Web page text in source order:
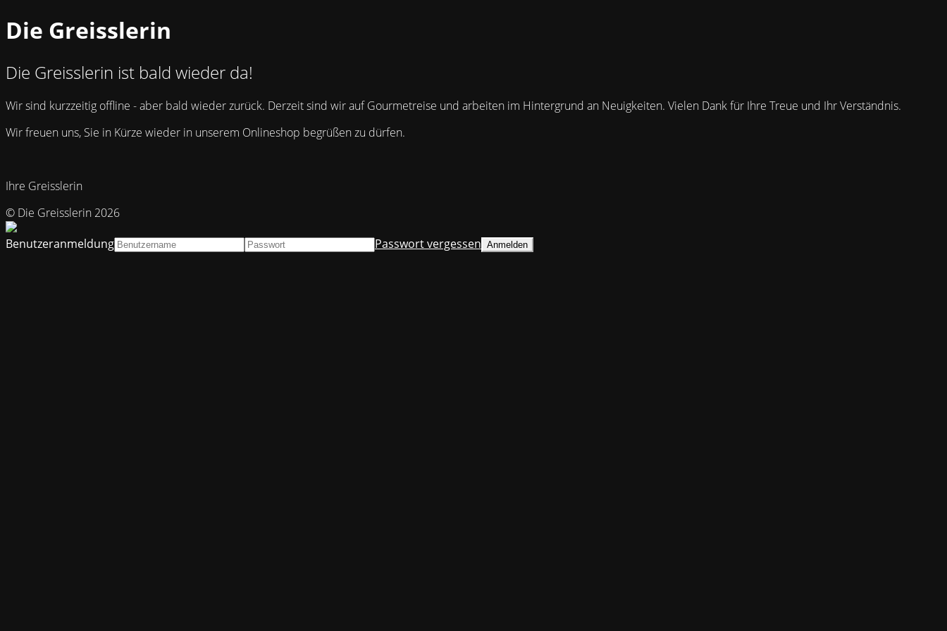
Die Greisslerin
Die Greisslerin ist bald wieder da!
Wir sind kurzzeitig offline - aber bald wieder zurück. Derzeit sind wir auf Gourmetreise und arbeiten im Hintergrund an Neuigkeiten. Vielen Dank für Ihre Treue und Ihr Verständnis.
Wir freuen uns, Sie in Kürze wieder in unserem Onlineshop begrüßen zu dürfen.
Ihre Greisslerin
© Die Greisslerin 2026
Benutzeranmeldung
Passwort vergessen